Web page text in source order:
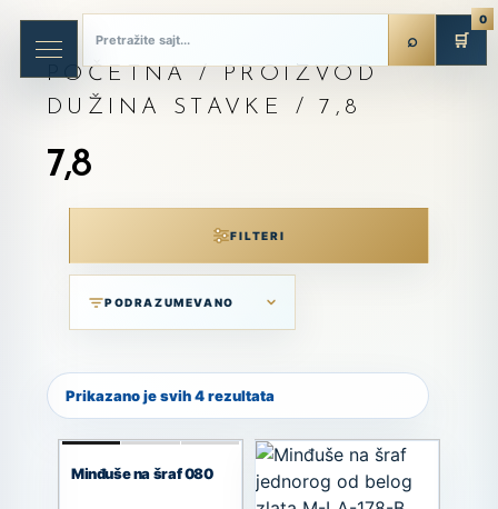
POČETNA
/ PROIZVOD
DUŽINA STAVKE / 7,8
7,8
FILTERI
Prikazano je svih 4 rezultata
Minđuše na šraf 080
🛒
0